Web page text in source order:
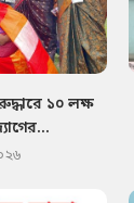
১০ লক্ষ